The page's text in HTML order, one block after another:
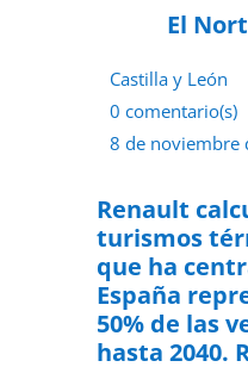
El
Castilla y León
0 comentario(s)
8 de noviembre
Renault
turismos
que ha
España
50% de las
hasta 2040.